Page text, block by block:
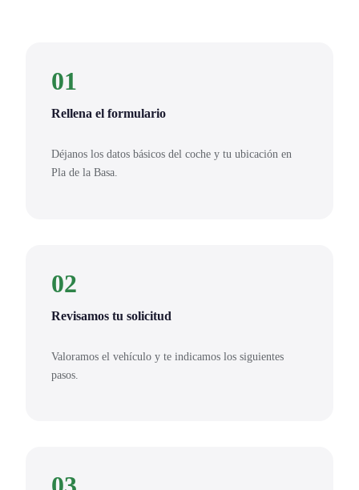
01
Rellena el formulario
Déjanos los datos básicos del coche y tu ubicación en
Pla de la Basa.
02
Revisamos tu solicitud
Valoramos el vehículo y te indicamos los siguientes
pasos.